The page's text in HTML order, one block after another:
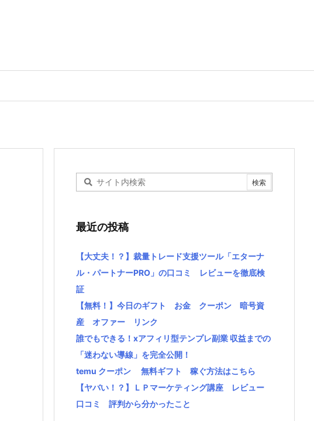
最近の投稿
【大丈夫！？】裁量トレード支援ツール「エターナ
ル・パートナーPRO」の口コミ レビューを徹底検
証
【無料！】今日のギフト お金 クーポン 暗号資
産 オファー リンク
誰でもできる！xアフィリ型テンプレ副業 収益までの
「迷わない導線」を完全公開！
temu クーポン 無料ギフト 稼ぐ方法はこちら
【ヤバい！？】ＬＰマーケティング講座 レビュー
口コミ 評判から分かったこと